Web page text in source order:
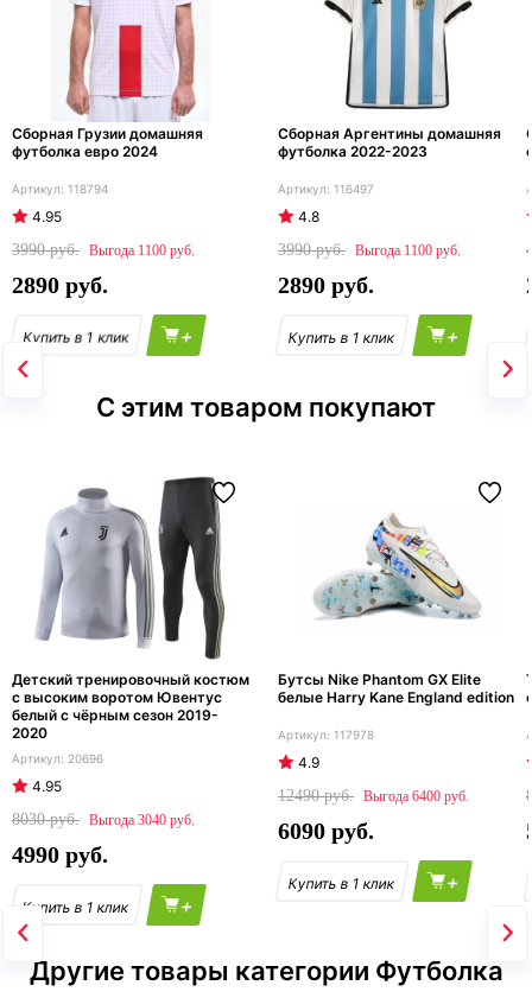
Сборная Грузии домашняя
футболка евро 2024
118794
4.95
3990
1100
2890
+
Сборная Аргентины домашняя
футболка 2022-2023
116497
4.8
3990
1100
2890
+
С этим товаром покупают
Детский тренировочный костюм
с высоким воротом Ювентус
белый с чёрным сезон 2019-
2020
20696
4.95
8030
3040
4990
+
Бутсы Nike Phantom GX Elite
белые Harry Kane England edition
117978
4.9
12490
6400
6090
+
Другие товары категории Футболка